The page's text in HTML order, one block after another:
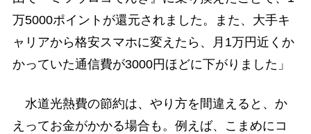
万5000ポイントが還元されました。また、大手キ
ャリアから格安スマホに変えたら、月1万円近くか
かっていた通信費が3000円ほどに下がりました」
水道光熱費の節約は、やり方を間違えると、か
えってお金がかかる場合も。例えば、こまめにコ